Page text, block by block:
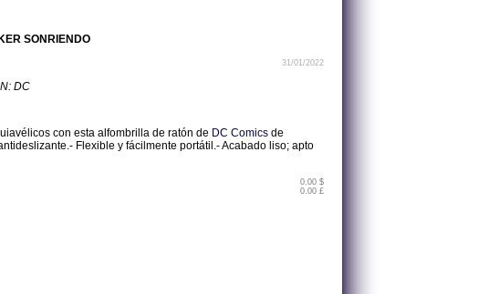
SONRIENDO
31/01/2022
DC
con esta alfombrilla de ratón de DC Comics de
Flexible y fácilmente portátil.- Acabado liso; apto
0.00 $
0.00 £